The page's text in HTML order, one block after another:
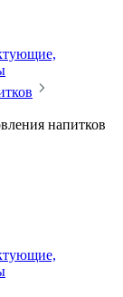
напитков